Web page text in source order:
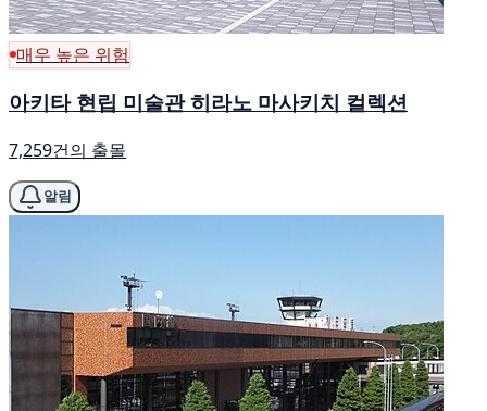
매우 높은 위험
아키타 현립 미술관 히라노 마사키치 컬렉션
7,259건의 출몰
알림